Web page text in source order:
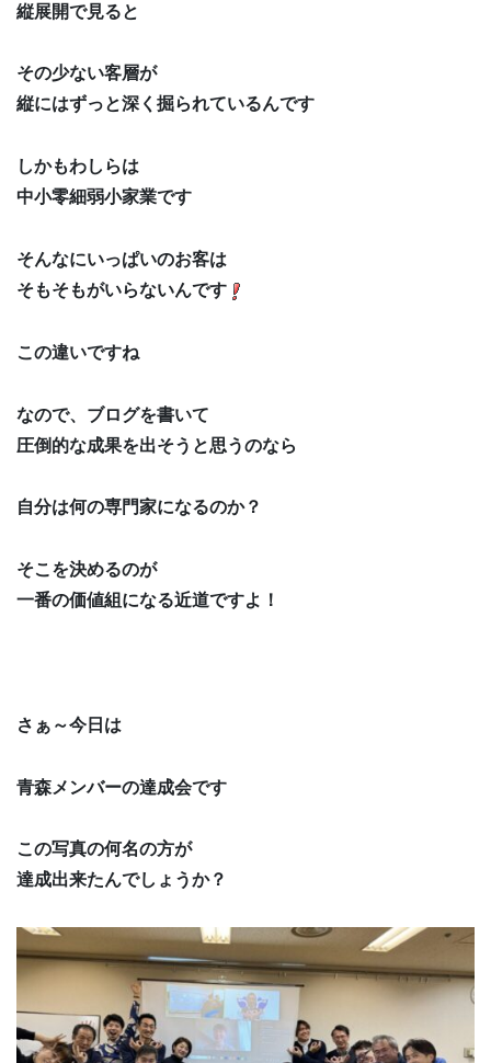
縦展開で見ると
その少ない客層が
縦にはずっと深く掘られているんです
しかもわしらは
中小零細弱小家業です
そんなにいっぱいのお客は
そもそもがいらないんです
この違いですね
なので、ブログを書いて
圧倒的な成果を出そうと思うのなら
自分は何の専門家になるのか？
そこを決めるのが
一番の価値組になる近道ですよ！
さぁ～今日は
青森メンバーの達成会です
この写真の何名の方が
達成出来たんでしょうか？